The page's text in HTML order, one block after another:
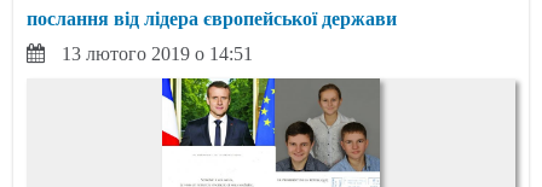
послання від лідера європейської держави
13 лютого 2019 о 14:51